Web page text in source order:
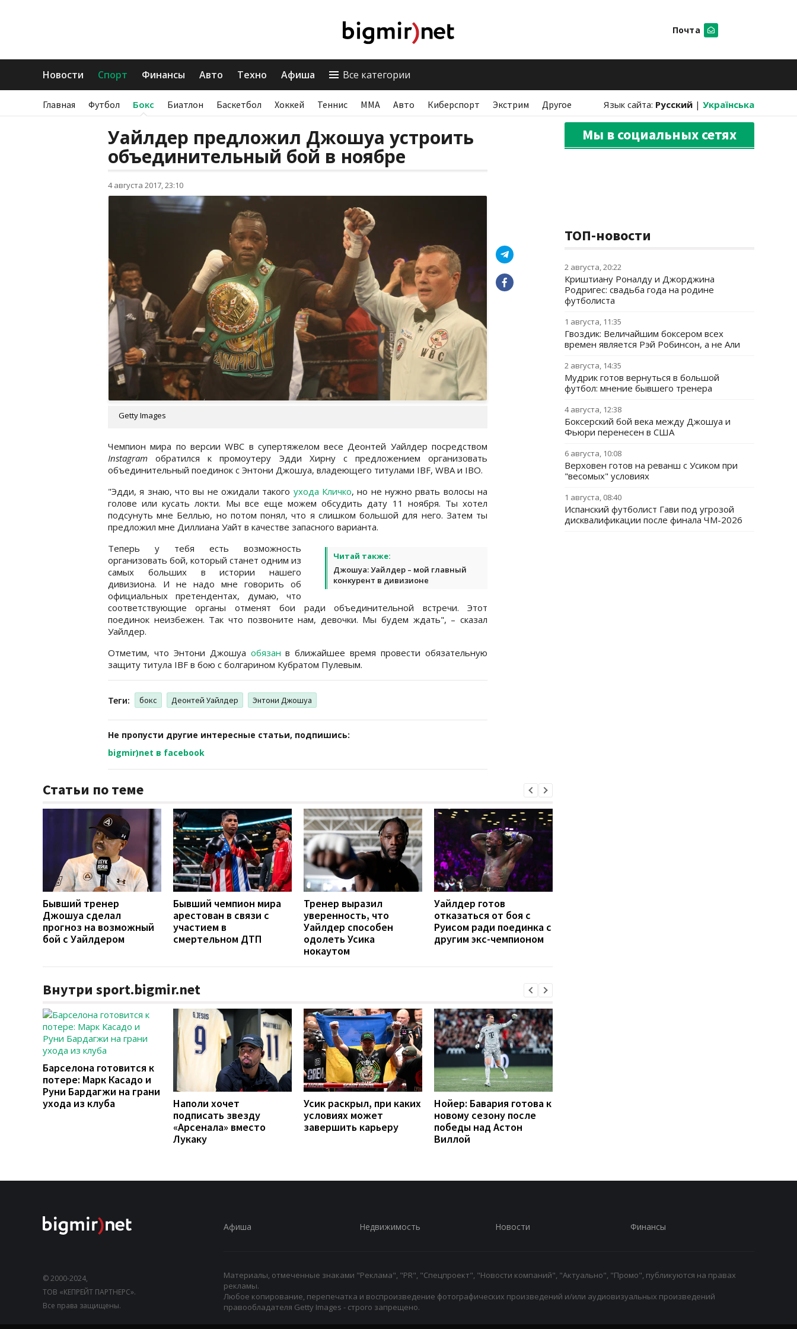
Почта
Новости Спорт Финансы Авто Техно Афиша Все категории
Главная Футбол Бокс Биатлон Баскетбол Хоккей Теннис ММА Авто Киберспорт Экстрим Другое Язык сайта: Русский | Українська
Уайлдер предложил Джошуа устроить
объединительный бой в ноябре
4 августа 2017, 23:10
Getty Images
Чемпион мира по версии WBC в супертяжелом весе Деонтей Уайлдер посредством
Instagram обратился к промоутеру Эдди Хирну с предложением организовать
объединительный поединок с Энтони Джошуа, владеющего титулами IBF, WBA и IBO.
"Эдди, я знаю, что вы не ожидали такого ухода Кличко, но не нужно рвать волосы на
голове или кусать локти. Мы все еще можем обсудить дату 11 ноября. Ты хотел
подсунуть мне Беллью, но потом понял, что я слишком большой для него. Затем ты
предложил мне Диллиана Уайт в качестве запасного варианта.
Читай также:
Джошуа: Уайлдер – мой главный
конкурент в дивизионе
Теперь у тебя есть возможность
организовать бой, который станет одним из
самых больших в истории нашего
дивизиона. И не надо мне говорить об
официальных претендентах, думаю, что
соответствующие органы отменят бои ради объединительной встречи. Этот
поединок неизбежен. Так что позвоните нам, девочки. Мы будем ждать", – сказал
Уайлдер.
Отметим, что Энтони Джошуа обязан в ближайшее время провести обязательную
защиту титула IBF в бою с болгарином Кубратом Пулевым.
Теги: бокс Деонтей Уайлдер Энтони Джошуа
Не пропусти другие интересные статьи, подпишись:
bigmir)net в facebook
Статьи по теме
Бывший тренер
Джошуа сделал
прогноз на возможный
бой с Уайлдером
Бывший чемпион мира
арестован в связи с
участием в
смертельном ДТП
Тренер выразил
уверенность, что
Уайлдер способен
одолеть Усика
нокаутом
Уайлдер готов
отказаться от боя с
Руисом ради поединка с
другим экс-чемпионом
Внутри sport.bigmir.net
Барселона готовится к
потере: Марк Касадо и
Руни Бардагжи на грани
ухода из клуба
Наполи хочет
подписать звезду
«Арсенала» вместо
Лукаку
Усик раскрыл, при каких
условиях может
завершить карьеру
Нойер: Бавария готова к
новому сезону после
победы над Астон
Виллой
Мы в социальных сетях
ТОП-новости
2 августа, 20:22
Криштиану Роналду и Джорджина
Родригес: свадьба года на родине
футболиста
1 августа, 11:35
Гвоздик: Величайшим боксером всех
времен является Рэй Робинсон, а не Али
2 августа, 14:35
Мудрик готов вернуться в большой
футбол: мнение бывшего тренера
4 августа, 12:38
Боксерский бой века между Джошуа и
Фьюри перенесен в США
6 августа, 10:08
Верховен готов на реванш с Усиком при
"весомых" условиях
1 августа, 08:40
Испанский футболист Гави под угрозой
дисквалификации после финала ЧМ-2026
© 2000-2024,
ТОВ «КЕПРЕЙТ ПАРТНЕРС».
Все права защищены.
Афиша Недвижимость Новости Финансы
Материалы, отмеченные знаками "Реклама", "PR", "Спецпроект", "Новости компаний", "Актуально", "Промо", публикуются на правах
рекламы.
Любое копирование, перепечатка и воспроизведение фотографических произведений и/или аудиовизуальных произведений
правообладателя Getty Images - строго запрещено.